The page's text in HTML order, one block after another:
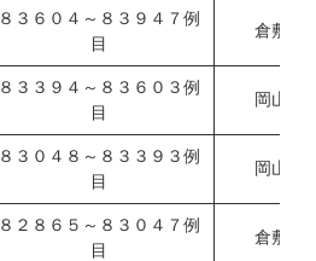
８３６０４～８３９４７例
目
倉敷市
８３３９４～８３６０３例
目
岡山県
８３０４８～８３３９３例
目
岡山市
８２８６５～８３０４７例
目
倉敷市